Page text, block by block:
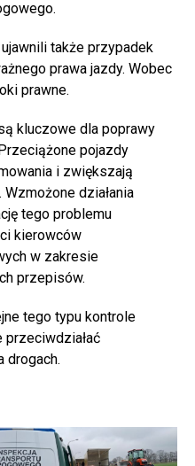
także przypadek
prawa jazdy. Wobec
prawne.
kluczowe dla poprawy
pojazdy
i zwiększają
działania
tego problemu
kierowców
w zakresie
przepisów.
tego typu kontrole
przeciwdziałać
drogach.